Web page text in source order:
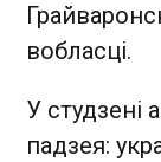
вобласці.
У студзені
падзея: